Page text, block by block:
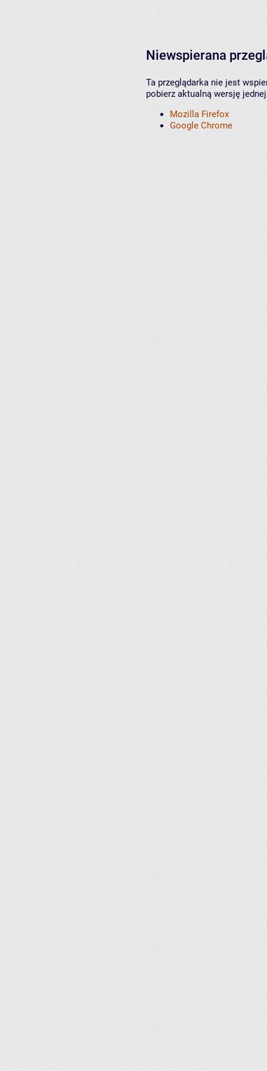
Niewspierana
Ta przeglądarka nie jest
pobierz aktualną wersję
Mozilla Firefox
Google Chrome